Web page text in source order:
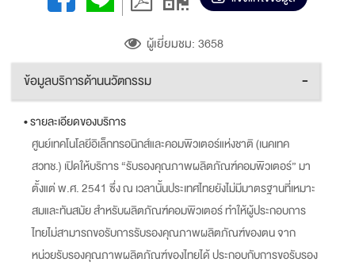
ข้อมูลบริการด้านนวัตกรรม -
• รายละเอียดของบริการ
ศูนย์เทคโนโลยีอิเล็กทรอนิกส์และคอมพิวเตอร์แห่งชาติ (เนคเทค
สวทช.) เปิดให้บริการ “รับรองคุณภาพผลิตภัณฑ์คอมพิวเตอร์” มา
ตั้งแต่ พ.ศ. 2541 ซึ่ง ณ เวลานั้นประเทศไทยยังไม่มีมาตรฐานที่เหมาะ
สมและทันสมัย สำหรับผลิตภัณฑ์คอมพิวเตอร์ ทำให้ผู้ประกอบการ
ไทยไม่สามารถขอรับการรับรองคุณภาพผลิตภัณฑ์ของตน จาก
หน่วยรับรองคุณภาพผลิตภัณฑ์ของไทยได้ ประกอบกับการขอรับรอง
ผู้เยี่ยมชม: 3658